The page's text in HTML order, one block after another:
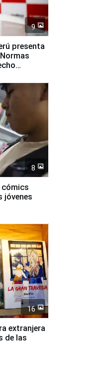
9
presenta
8
cómics
jóvenes
16
extranjera
de las